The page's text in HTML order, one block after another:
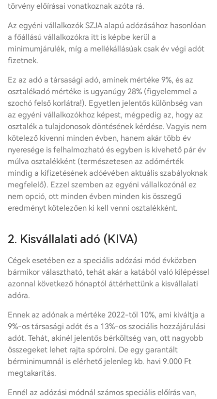
törvény előírásai vonatkoznak azóta rá.
Az egyéni vállalkozók SZJA alapú adózásához hasonlóan
a főállású vállalkozókra itt is képbe kerül a
minimumjárulék, míg a mellékállásúak csak év végi adót
fizetnek.
Ez az adó a társasági adó, aminek mértéke 9%, és az
osztalékadó mértéke is ugyanúgy 28% (figyelemmel a
szochó felső korlátra!). Egyetlen jelentős különbség van
az egyéni vállalkozókhoz képest, mégpedig az, hogy az
osztalék a tulajdonosok döntésének kérdése. Vagyis nem
kötelező kivenni minden évben, hanem akár több év
nyeresége is felhalmozható és egyben is kivehető pár év
múlva osztalékként (természetesen az adómérték
mindig a kifizetésének adóévében aktuális szabályoknak
megfelelő). Ezzel szemben az egyéni vállalkozónál ez
nem opció, ott minden évben minden kis összegű
eredményt kötelezően ki kell venni osztalékként.
2. Kisvállalati adó (KIVA)
Cégek esetében ez a speciális adózási mód évközben
bármikor választható, tehát akár a katából való kilépéssel
azonnal következő hónaptól áttérhettünk a kisvállalati
adóra.
Ennek az adónak a mértéke 2022-től 10%, ami kiváltja a
9%-os társasági adót és a 13%-os szociális hozzájárulási
adót. Tehát, akinél jelentős bérköltség van, ott nagyobb
összegeket lehet rajta spórolni. De egy garantált
bérminimumnál is elérhető jelenleg kb. havi 9.000 Ft
megtakarítás.
Ennél az adózási módnál számos speciális előírás van,